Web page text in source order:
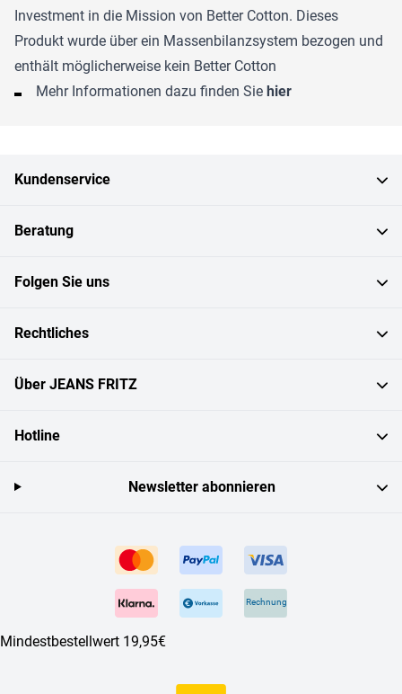
Investment in die Mission von Better Cotton. Dieses
Produkt wurde über ein Massenbilanzsystem bezogen und
enthält möglicherweise kein Better Cotton
Mehr Informationen dazu finden Sie hier
Kundenservice
Beratung
Folgen Sie uns
Rechtliches
Über JEANS FRITZ
Hotline
Rechnung
Mindestbestellwert 19,95€
Newsletter abonnieren